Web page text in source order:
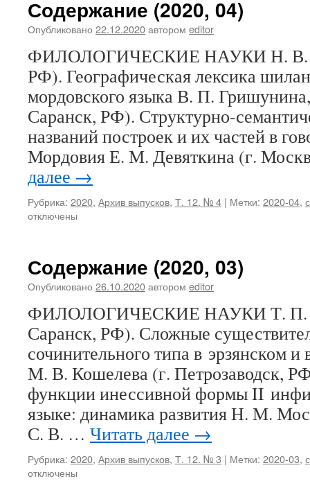
Содержание (2020, 04)
Опубликовано 22.12.2020автором editor
ФИЛОЛОГИЧЕСКИЕ НАУКИ Н. В.
РФ). Географическая лексика
мордовского языка В. П.
Саранск, РФ). Структурно-
названий построек и их частей в
Мордовия Е. М. Девяткина (г.
далее →
Рубрика: 2020, Архив выпусков, Т. 12. № 4 | Метки: 2020-04,
отключены
Содержание (2020, 03)
Опубликовано 26.10.2020автором editor
ФИЛОЛОГИЧЕСКИЕ НАУКИ Т. П.
Саранск, РФ). Сложные
сочинительного типа в эрзянском и
М. В. Кошелева (г. Петрозаводск,
функции инессивной формы II
языке: динамика развития Н. М.
С. В. … Читать далее →
Рубрика: 2020, Архив выпусков, Т. 12. № 3 | Метки: 2020-03,
отключены